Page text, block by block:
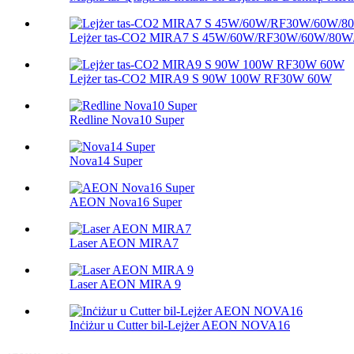
Lejżer tas-CO2 MIRA7 S 45W/60W/RF30W/60W/
Lejżer tas-CO2 MIRA9 S 90W 100W RF30W 60W
Redline Nova10 Super
Nova14 Super
AEON Nova16 Super
Laser AEON MIRA7
Laser AEON MIRA 9
Inċiżur u Cutter bil-Lejżer AEON NOVA16